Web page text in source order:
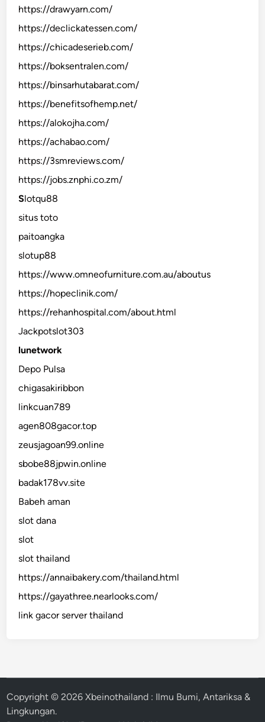
https://drawyarn.com/
https://declickatessen.com/
https://chicadeserieb.com/
https://boksentralen.com/
https://binsarhutabarat.com/
https://benefitsofhemp.net/
https://alokojha.com/
https://achabao.com/
https://3smreviews.com/
https://jobs.znphi.co.zm/
Slotqu88
situs toto
paitoangka
slotup88
https://www.omneofurniture.com.au/aboutus
https://hopeclinik.com/
https://rehanhospital.com/about.html
Jackpotslot303
lunetwork
Depo Pulsa
chigasakiribbon
linkcuan789
agen808gacor.top
zeusjagoan99.online
sbobe88jpwin.online
badak178vv.site
Babeh aman
slot dana
slot
slot thailand
https://annaibakery.com/thailand.html
https://gayathree.nearlooks.com/
link gacor server thailand
Copyright © 2026Xbeinothailand : Ilmu Bumi, Antariksa &
Lingkungan.